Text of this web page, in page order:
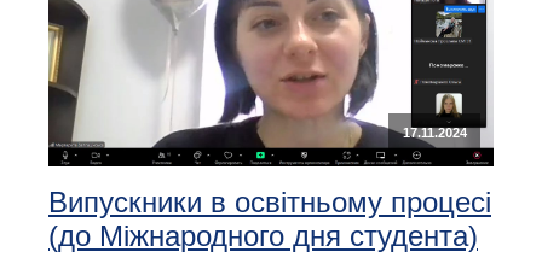
17.11.2024
Випускники в освітньому процесі
(до Міжнародного дня студента)